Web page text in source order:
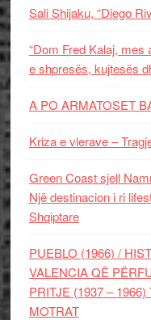
Sali Shijaku, “Diego
“Dom Fred Kalaj, mes
e shpresës, kujtesës
A PO ARMATOSET
Kriza e vlerave –
Green Coast sjell
Një destinacion i ri
Shqiptare
PUEBLO (1966) /
VALENCIA QË
PRITJE (1937 –
MOTRAT